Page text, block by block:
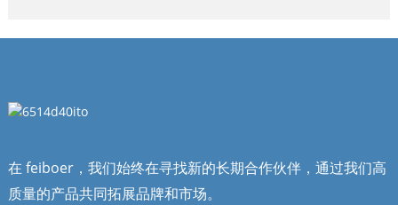
在 feiboer，我们始终在寻找新的长期合作伙伴，通过我们高
质量的产品共同拓展品牌和市场。